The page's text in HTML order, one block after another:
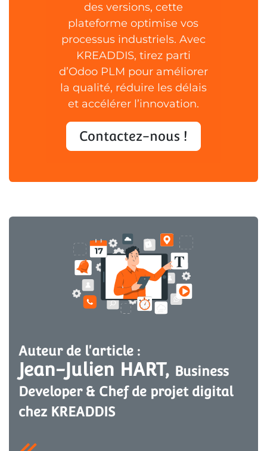
des versions, cette
plateforme optimise vos
processus industriels. Avec
KREADDIS, tirez parti
d’Odoo PLM pour améliorer
la qualité, réduire les délais
et accélérer l’innovation.
Contactez-nous !
Auteur de l'article :
Jean-Julien HART, Business
Developer & Chef de projet digital
chez KREADDIS